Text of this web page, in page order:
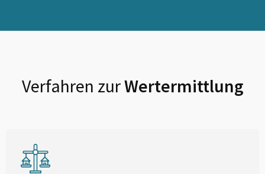
Verfahren zurWertermittlung